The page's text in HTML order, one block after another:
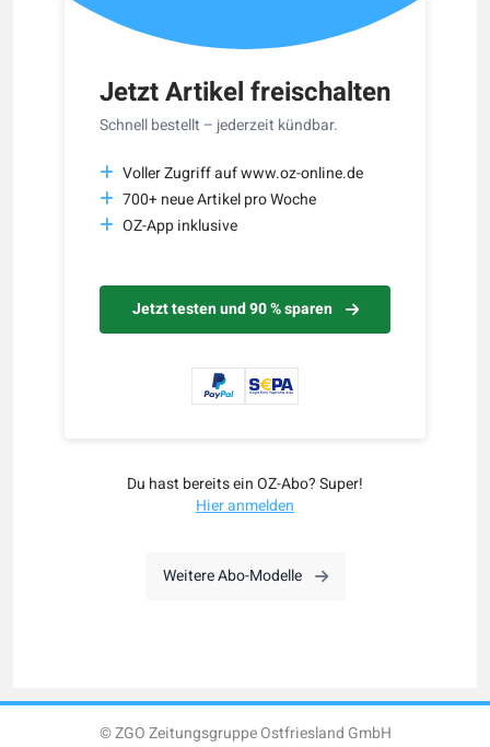
Jetzt Artikel freischalten
Schnell bestellt – jederzeit kündbar.
Voller Zugriff auf www.oz-online.de
700+ neue Artikel pro Woche
OZ-App inklusive
Jetzt testen und 90 % sparen
Du hast bereits ein OZ-Abo? Super!
Hier anmelden
Weitere Abo-Modelle
© ZGO Zeitungsgruppe Ostfriesland GmbH